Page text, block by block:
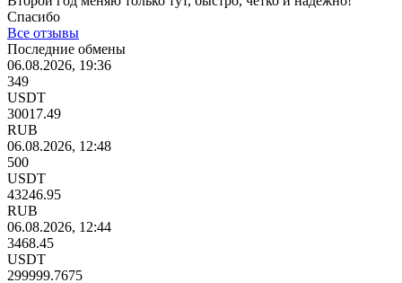
Спасибо
Все отзывы
Последние обмены
06.08.2026, 19:36
349
USDT
30017.49
RUB
06.08.2026, 12:48
500
USDT
43246.95
RUB
06.08.2026, 12:44
3468.45
USDT
299999.7675